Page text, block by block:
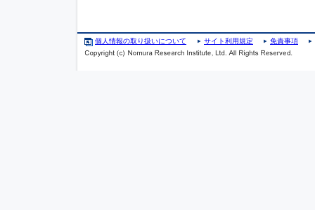
個人情報の取り扱いについて サイト利用規定 免責事項